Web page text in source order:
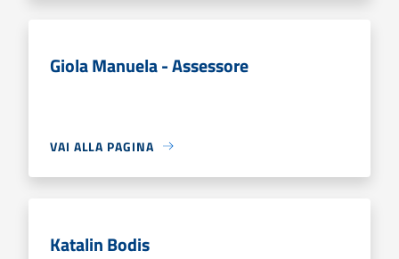
Giola Manuela - Assessore
VAI ALLA PAGINA
Katalin Bodis